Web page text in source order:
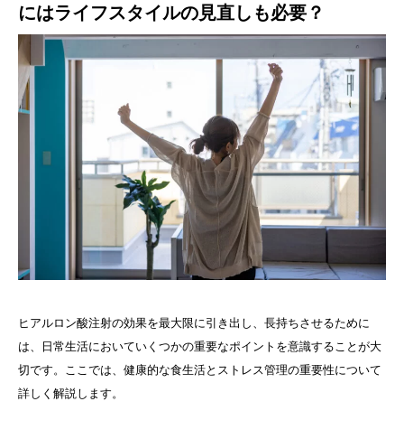
にはライフスタイルの見直しも必要？
ヒアルロン酸注射の効果を最大限に引き出し、長持ちさせるために
は、日常生活においていくつかの重要なポイントを意識することが大
切です。ここでは、健康的な食生活とストレス管理の重要性について
詳しく解説します。